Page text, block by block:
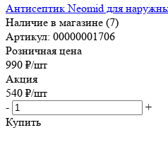
Антисептик Neomid для
Наличие в магазине (7)
Артикул: 00000001706
Розничная цена
990 ₽/шт
Акция
540 ₽/шт
-
+
Купить